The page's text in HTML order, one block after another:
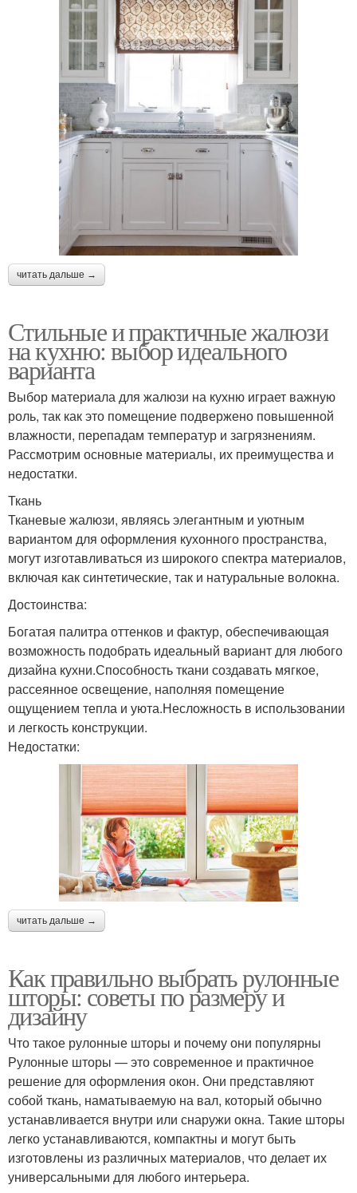
читать дальше →
Стильные и практичные жалюзи
на кухню: выбор идеального
варианта
Выбор материала для жалюзи на кухню играет важную
роль, так как это помещение подвержено повышенной
влажности, перепадам температур и загрязнениям.
Рассмотрим основные материалы, их преимущества и
недостатки.
Ткань
Тканевые жалюзи, являясь элегантным и уютным
вариантом для оформления кухонного пространства,
могут изготавливаться из широкого спектра материалов,
включая как синтетические, так и натуральные волокна.
Достоинства:
Богатая палитра оттенков и фактур, обеспечивающая
возможность подобрать идеальный вариант для любого
дизайна кухни.Способность ткани создавать мягкое,
рассеянное освещение, наполняя помещение
ощущением тепла и уюта.Несложность в использовании
и легкость конструкции.
Недостатки:
читать дальше →
Как правильно выбрать рулонные
шторы: советы по размеру и
дизайну
Что такое рулонные шторы и почему они популярны
Рулонные шторы — это современное и практичное
решение для оформления окон. Они представляют
собой ткань, наматываемую на вал, который обычно
устанавливается внутри или снаружи окна. Такие шторы
легко устанавливаются, компактны и могут быть
изготовлены из различных материалов, что делает их
универсальными для любого интерьера.